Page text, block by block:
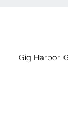
Gig Harbor,